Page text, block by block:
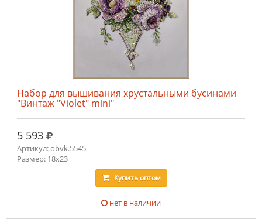
Набор для вышивания хрустальными бусинами
"Винтаж "Violet" mini"
5 593 руб.
Артикул: obvk.5545
Размер: 18х23
Купитьоптом
нет в наличии